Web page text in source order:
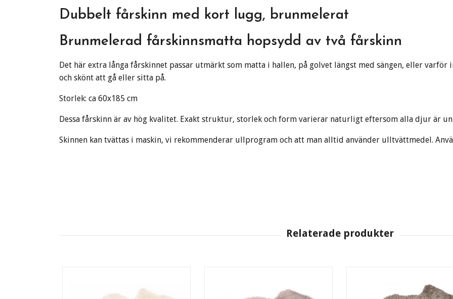
Dubbelt fårskinn med kort lugg, brunmelerat
Brunmelerad fårskinnsmatta hopsydd av två fårskinn
Det här extra långa fårskinnet passar utmärkt som matta i hallen, på golvet längst med sängen, eller
och skönt att gå eller sitta på.
Storlek: ca 60x185 cm
Dessa fårskinn är av hög kvalitet. Exakt struktur, storlek och form varierar naturligt eftersom alla djur är
Skinnen kan tvättas i maskin, vi rekommenderar ullprogram och att man alltid använder ulltvättmedel.